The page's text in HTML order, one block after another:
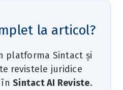
la articol?
platforma Sintact și
revistele juridice
Sintact AI Reviste.